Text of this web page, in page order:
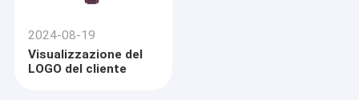
2024-08-19
Visualizzazione del
LOGO del cliente